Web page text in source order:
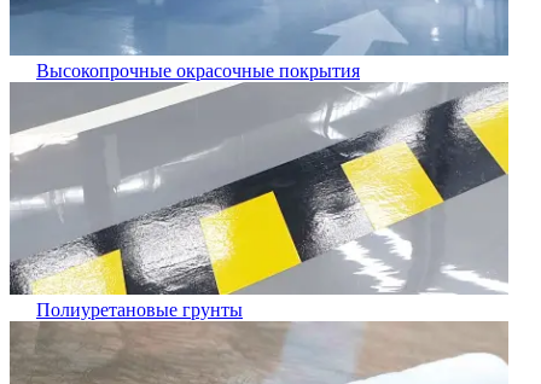
Высокопрочные окрасочные покрытия
Полиуретановые грунты